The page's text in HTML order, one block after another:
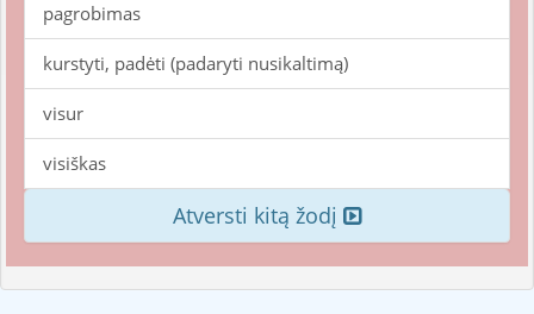
pagrobimas
kurstyti, padėti (padaryti nusikaltimą)
visur
visiškas
Atversti kitą žodį